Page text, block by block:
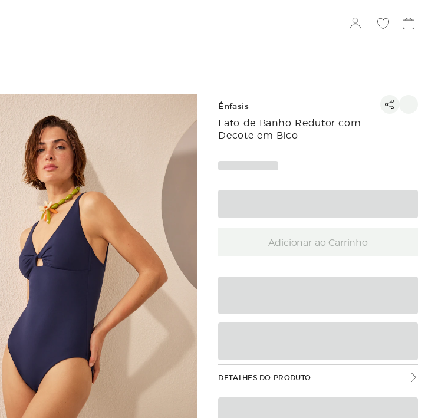
Énfasis
Fato de Banho Redutor com
Decote em Bico
Adicionar ao Carrinho
DETALHES DO PRODUTO